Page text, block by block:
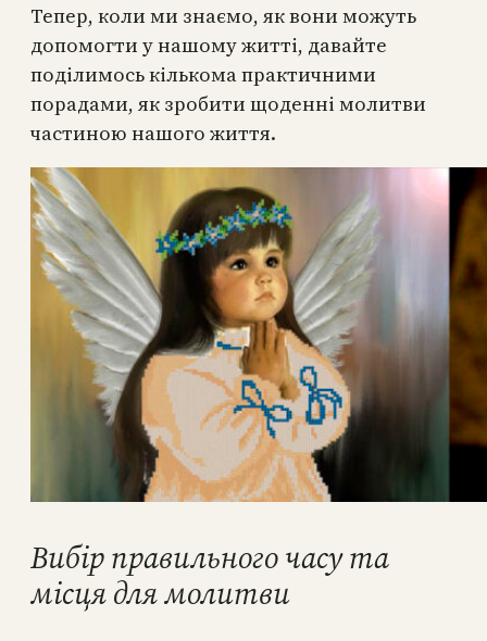
Тепер, коли ми знаємо, як вони можуть
допомогти у нашому житті, давайте
поділимось кількома практичними
порадами, як зробити щоденні молитви
частиною нашого життя.
Вибір правильного часу та
місця для молитви